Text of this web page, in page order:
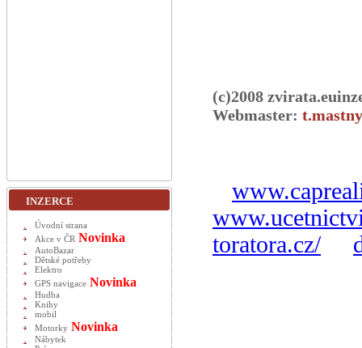
(c)2008
Webmaster:
toratora.cz/
INZERCE
Úvodní strana
Akce v ČR Novinka
AutoBazar
Dětské potřeby
Elektro
GPS navigace Novinka
Hudba
Knihy
mobil
Motorky Novinka
Nábytek